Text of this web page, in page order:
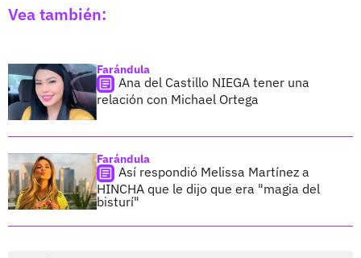
Vea también:
Farándula
Ana del Castillo NIEGA tener una
relación con Michael Ortega
Farándula
Así respondió Melissa Martínez a
HINCHA que le dijo que era "magia del
bisturí"